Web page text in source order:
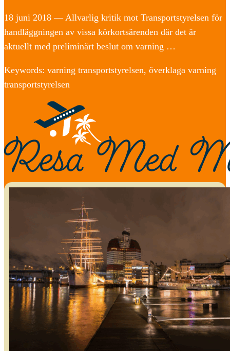
18 juni 2018 — Allvarlig kritik mot Transportstyrelsen för
handläggningen av vissa körkortsärenden där det är
aktuellt med preliminärt beslut om varning …
Keywords: varning transportstyrelsen, överklaga varning
transportstyrelsen